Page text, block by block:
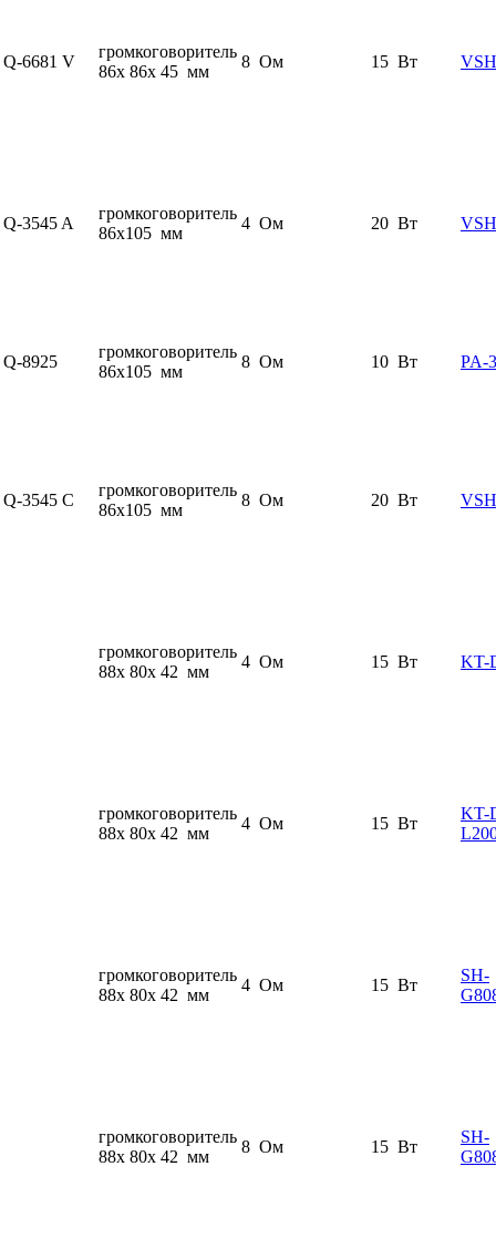
Q-6681 V
громкоговоритель
86x 86x 45 мм
8 Ом 15 Вт
Q-3545 A
громкоговоритель
86x105 мм
4 Ом 20 Вт
Q-8925
громкоговоритель
86x105 мм
8 Ом 10 Вт PA-
Q-3545 C
громкоговоритель
86x105 мм
8 Ом 20 Вт
громкоговоритель
88x 80x 42 мм
4 Ом 15 Вт KT-
громкоговоритель
88x 80x 42 мм
4 Ом 15 Вт
KT-
громкоговоритель
88x 80x 42 мм
4 Ом 15 Вт
SH-
громкоговоритель
88x 80x 42 мм
8 Ом 15 Вт
SH-